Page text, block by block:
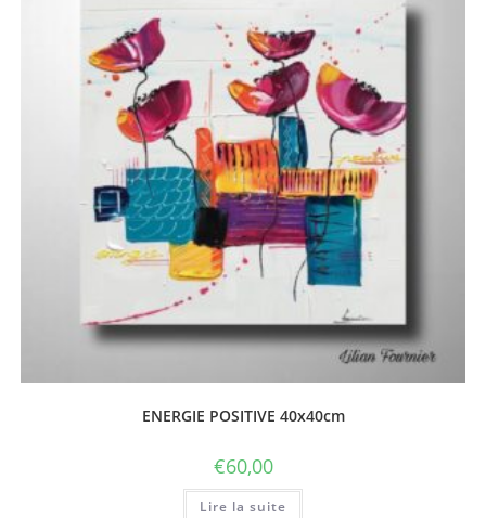
ENERGIE POSITIVE 40x40cm
€60,00
Lire la suite